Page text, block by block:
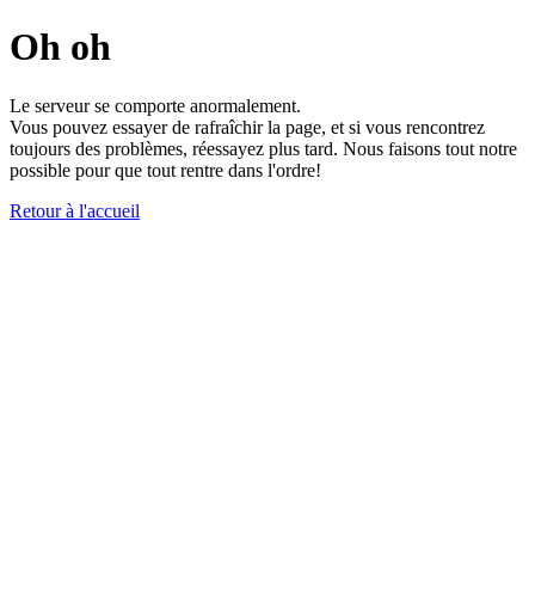
Oh oh
Le serveur se comporte anormalement.
Vous pouvez essayer de rafraîchir la page, et si vous rencontrez
toujours des problèmes, réessayez plus tard. Nous faisons tout notre
possible pour que tout rentre dans l'ordre!
Retour à l'accueil